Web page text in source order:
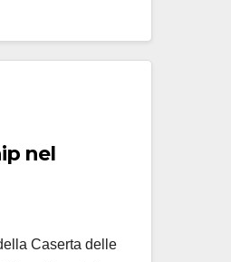
nel
Caserta delle